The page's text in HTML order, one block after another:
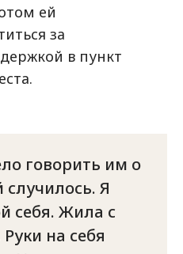
ей
за
в пункт
говорить им о
Я
себя. Жила с
на себя